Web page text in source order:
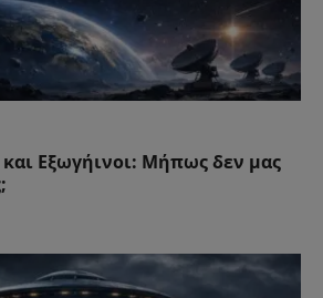
Εξωγήινοι: Μήπως δεν μας